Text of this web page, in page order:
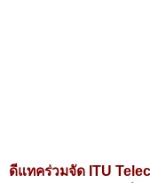
ดีแทคร่วมจัด ITU